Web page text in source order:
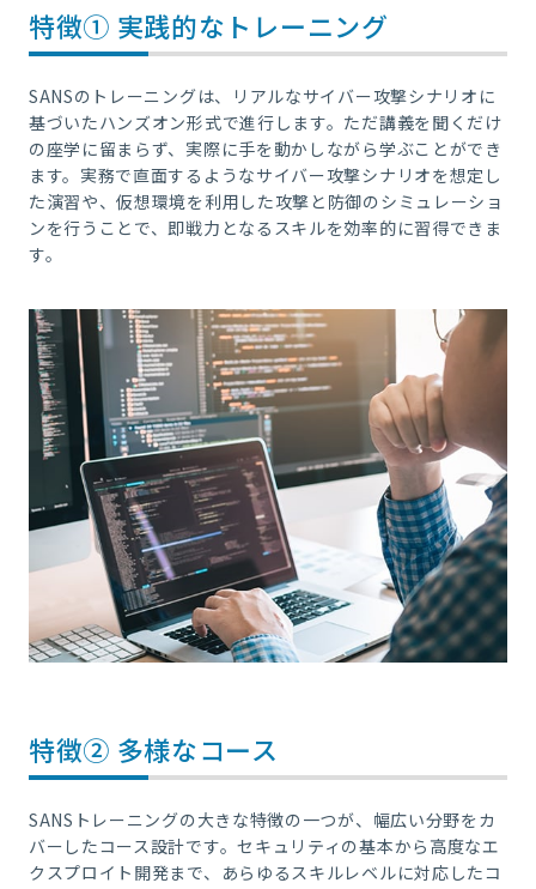
特徴① 実践的なトレーニング
SANSのトレーニングは、リアルなサイバー攻撃シナリオに
基づいたハンズオン形式で進行します。ただ講義を聞くだけ
の座学に留まらず、実際に手を動かしながら学ぶことができ
ます。実務で直面するようなサイバー攻撃シナリオを想定し
た演習や、仮想環境を利用した攻撃と防御のシミュレーショ
ンを行うことで、即戦力となるスキルを効率的に習得できま
す。
特徴② 多様なコース
SANSトレーニングの大きな特徴の一つが、幅広い分野をカ
バーしたコース設計です。セキュリティの基本から高度なエ
クスプロイト開発まで、あらゆるスキルレベルに対応したコ